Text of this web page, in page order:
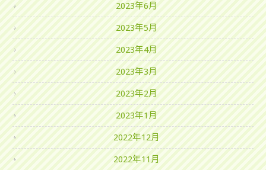
2023年6月
2023年5月
2023年4月
2023年3月
2023年2月
2023年1月
2022年12月
2022年11月